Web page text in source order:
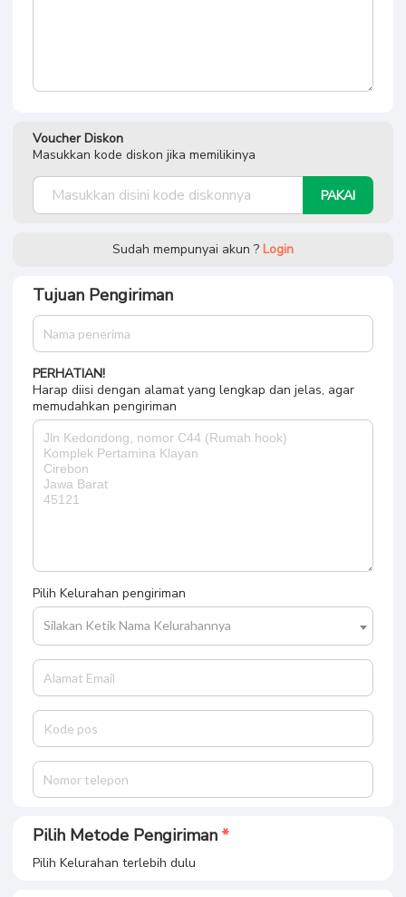
Voucher Diskon
Masukkan kode diskon jika memilikinya
PAKAI
Sudah mempunyai akun ? Login
Tujuan Pengiriman
PERHATIAN!
Harap diisi dengan alamat yang lengkap dan jelas, agar
memudahkan pengiriman
Pilih Kelurahan pengiriman
Silakan Ketik Nama Kelurahannya
Pilih Metode Pengiriman
Pilih Kelurahan terlebih dulu